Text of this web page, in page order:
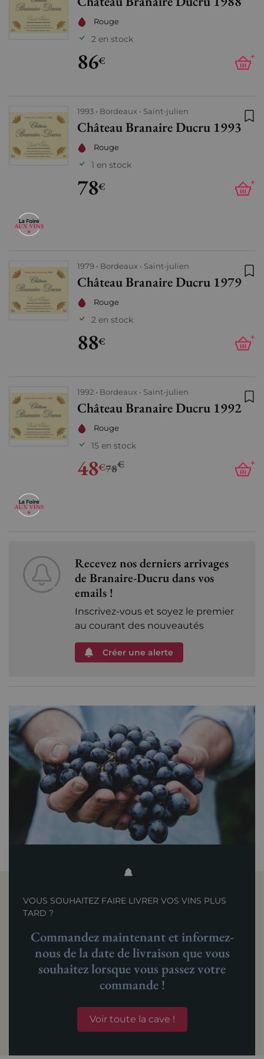
Rouge
2 en stock
86€ +
1993 Bordeaux Saint-julien
Château Branaire Ducru 1993
Rouge
1 en stock
78€ +
1979 Bordeaux Saint-julien
Château Branaire Ducru 1979
Rouge
2 en stock
88€ +
1992 Bordeaux Saint-julien
Château Branaire Ducru 1992
Rouge
15 en stock
48€78€ +
Recevez nos derniers arrivages
de Branaire-Ducru dans vos
emails !
Inscrivez-vous et soyez le premier
au courant des nouveautés
Créer une alerte
VOUS SOUHAITEZ FAIRE LIVRER VOS VINS PLUS
TARD ?
Commandez maintenant et informez-
nous de la date de livraison que vous
souhaitez lorsque vous passez votre
commande !
Voir toute la cave !